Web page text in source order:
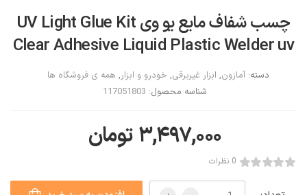
چسب شفاف مایع یو وی UV Light Glue Kit
Clear Adhesive Liquid Plastic Welder uv
دسته:آمازون, ابزار غیربرقی, خودرو و ابزار, همه ی فروشگاه ها
شناسه محصول: 117051803
۳,۴۹۷,۰۰۰ تومان
0 نظرات